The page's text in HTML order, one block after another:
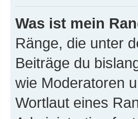
Was ist mein
Ränge, die unter
Beiträge du
wie Moderatoren
Wortlaut eines